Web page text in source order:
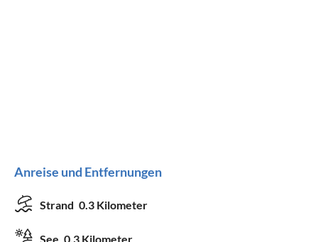
Anreise und Entfernungen
Strand 0.3 Kilometer
See 0.3 Kilometer